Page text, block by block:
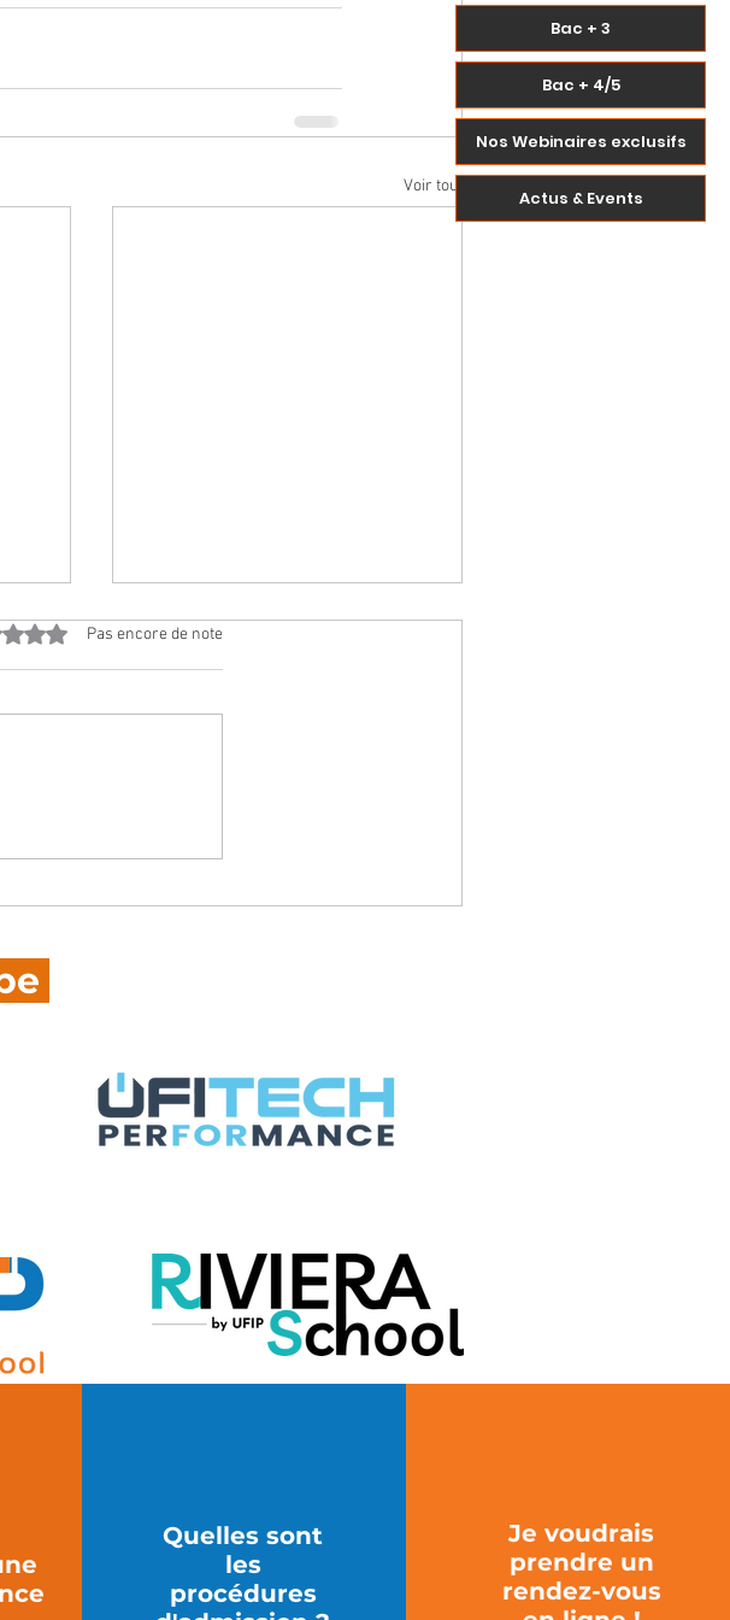
Bac + 3
Bac + 4/5
Nos Webinaires exclusifs
Actus & Events
Voir tout
découverte de
0 étoile sur 5.Pas encore de note
Quelles sont
les
procédures
Je voudrais
prendre un
rendez-vous